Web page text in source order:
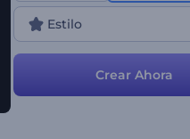
huella en el mundo digital!
Estilo
Crear Ahora